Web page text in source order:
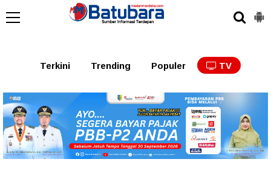
Terkini Trending Populer TV